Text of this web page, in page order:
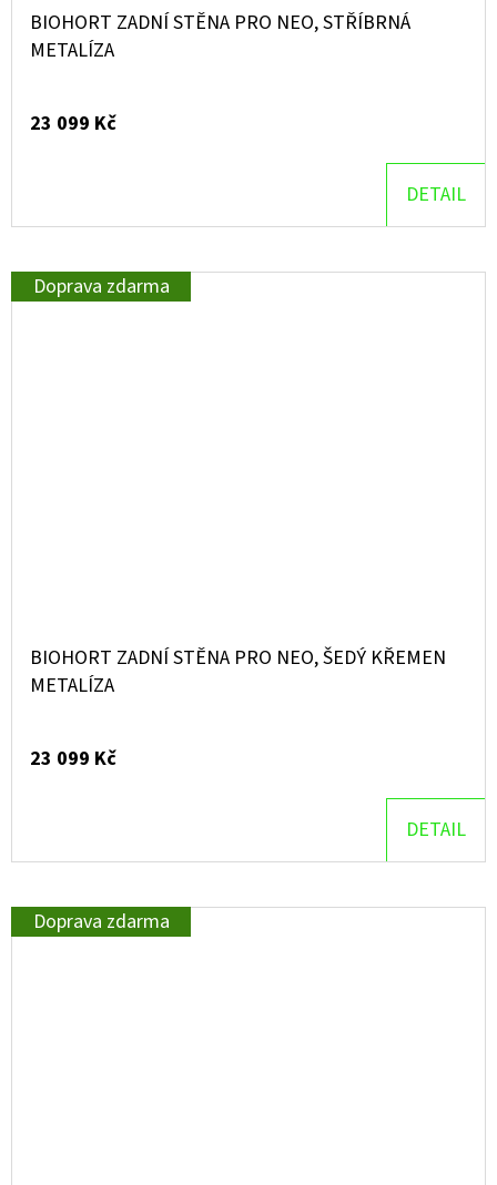
BIOHORT ZADNÍ STĚNA PRO NEO, STŘÍBRNÁ
METALÍZA
23 099 Kč
DETAIL
Doprava zdarma
BIOHORT ZADNÍ STĚNA PRO NEO, ŠEDÝ KŘEMEN
METALÍZA
23 099 Kč
DETAIL
Doprava zdarma